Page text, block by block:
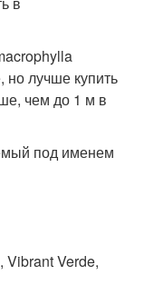
лучше купить
чем до 1 м в
под именем
Vibrant Verde,